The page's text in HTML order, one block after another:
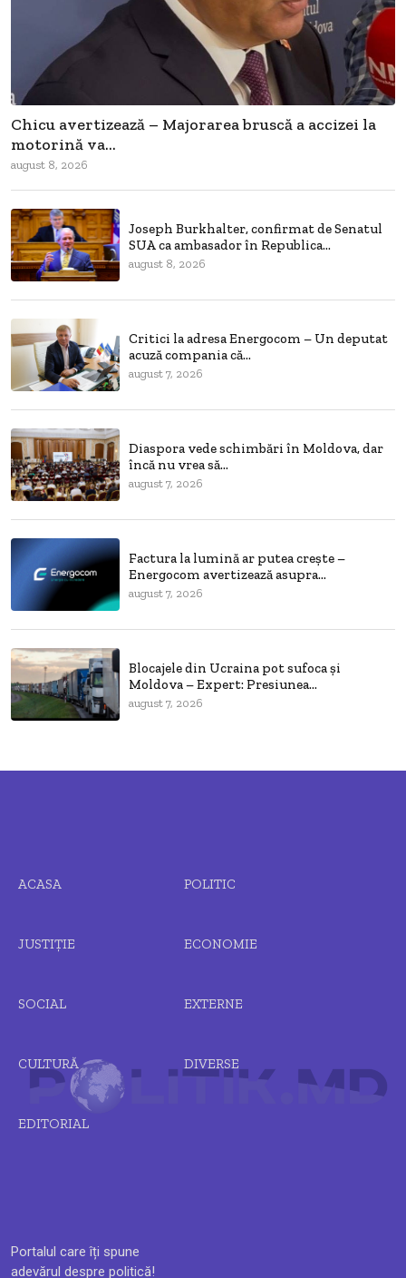
Chicu avertizează – Majorarea bruscă a accizei la
motorină va...
august 8, 2026
Joseph Burkhalter, confirmat de Senatul
SUA ca ambasador în Republica...
august 8, 2026
Critici la adresa Energocom – Un deputat
acuză compania că...
august 7, 2026
Diaspora vede schimbări în Moldova, dar
încă nu vrea să...
august 7, 2026
Factura la lumină ar putea crește –
Energocom avertizează asupra...
august 7, 2026
Blocajele din Ucraina pot sufoca și
Moldova – Expert: Presiunea...
august 7, 2026
Portalul care îți spune
adevărul despre politică!
ACASA POLITIC
JUSTIȚIE ECONOMIE
SOCIAL EXTERNE
CULTURĂ DIVERSE
EDITORIAL